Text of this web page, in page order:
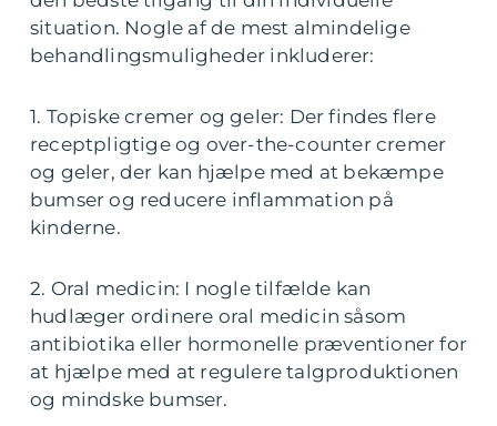
situation. Nogle af de mest almindelige
behandlingsmuligheder inkluderer:
1. Topiske cremer og geler: Der findes flere
receptpligtige og over-the-counter cremer
og geler, der kan hjælpe med at bekæmpe
bumser og reducere inflammation på
kinderne.
2. Oral medicin: I nogle tilfælde kan
hudlæger ordinere oral medicin såsom
antibiotika eller hormonelle præventioner for
at hjælpe med at regulere talgproduktionen
og mindske bumser.